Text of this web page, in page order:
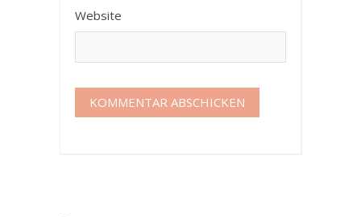
Website